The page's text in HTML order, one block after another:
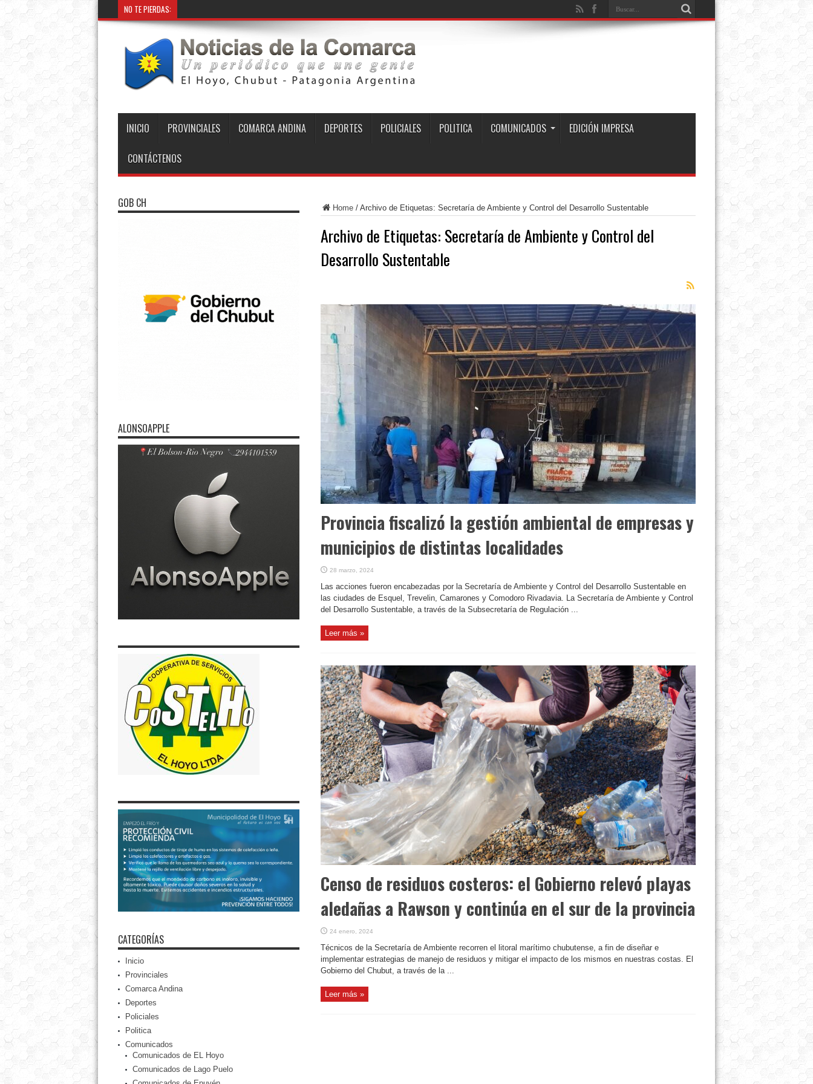
NO TE PIERDAS:
INICIO PROVINCIALES COMARCA ANDINA DEPORTES POLICIALES POLITICA COMUNICADOS EDICIÓN IMPRESA
CONTÁCTENOS
Home/ Archivo de Etiquetas: Secretaría de Ambiente y Control del Desarrollo Sustentable
Archivo de Etiquetas: Secretaría de Ambiente y Control del
Desarrollo Sustentable
Provincia fiscalizó la gestión ambiental de empresas y
municipios de distintas localidades
28 marzo, 2024
Las acciones fueron encabezadas por la Secretaría de Ambiente y Control del Desarrollo Sustentable en
las ciudades de Esquel, Trevelin, Camarones y Comodoro Rivadavia. La Secretaría de Ambiente y Control
del Desarrollo Sustentable, a través de la Subsecretaría de Regulación ...
Leer más »
Censo de residuos costeros: el Gobierno relevó playas
aledañas a Rawson y continúa en el sur de la provincia
24 enero, 2024
Técnicos de la Secretaría de Ambiente recorren el litoral marítimo chubutense, a fin de diseñar e
implementar estrategias de manejo de residuos y mitigar el impacto de los mismos en nuestras costas. El
Gobierno del Chubut, a través de la ...
Leer más »
GOB CH
ALONSOAPPLE
CATEGORÍAS
Inicio
Provinciales
Comarca Andina
Deportes
Policiales
Politica
Comunicados
Comunicados de EL Hoyo
Comunicados de Lago Puelo